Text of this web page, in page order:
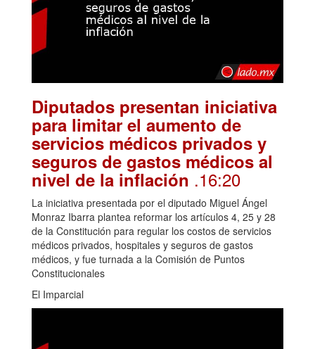
Diputados presentan iniciativa
para limitar el aumento de
servicios médicos privados y
seguros de gastos médicos al
nivel de la inflación .16:20
La iniciativa presentada por el diputado Miguel Ángel
Monraz Ibarra plantea reformar los artículos 4, 25 y 28
de la Constitución para regular los costos de servicios
médicos privados, hospitales y seguros de gastos
médicos, y fue turnada a la Comisión de Puntos
Constitucionales
El Imparcial